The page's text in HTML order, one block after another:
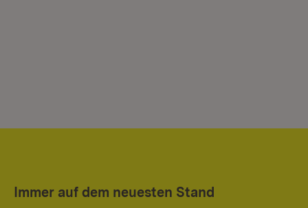
Immer auf dem neuesten Stand